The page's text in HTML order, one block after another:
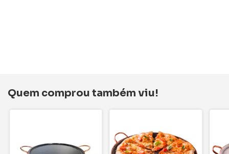
Quem comprou também viu!